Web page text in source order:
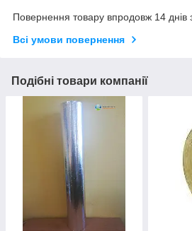
Повернення товару впродовж 14 днів
Всі умови повернення
Подібні товари компанії